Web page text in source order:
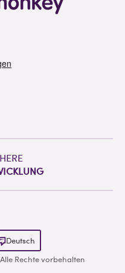
Deutsch
Rechte vorbehalten